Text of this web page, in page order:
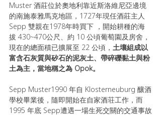
Muster 酒莊位於奧地利靠近斯洛維尼亞邊境
的南施泰雅馬克地區，1727年現任酒莊主人
Sepp 雙親在1978年時買下 ，開始耕種的海
拔 430~470公尺、約 10 公頃葡萄園及房舍，
現在的總面積已擴展至 22 公頃， 土壤組成以
富含石灰質與矽石的泥灰土、帶碎礫黏土與粉
土為主，當地稱之為 Opok。
Sepp Muster1990 年自 Klosterneuburg 釀酒
學校畢業後，隨即開始在自家酒荘工作，而
1995 年底 Sepp遭遇一場生死交關的交通事故